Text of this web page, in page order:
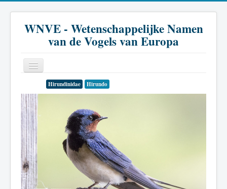
WNVE - Wetenschappelijke Namen
van de Vogels van Europa
Inleiding
Soort
Genus
Familie
Historie
Hirundinidae Hirundo